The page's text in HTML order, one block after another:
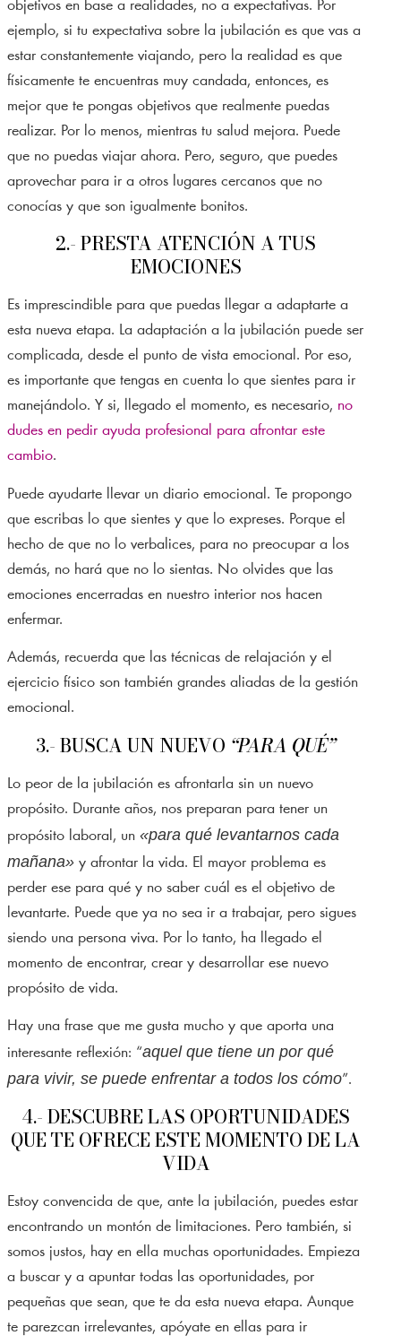
objetivos en base a realidades, no a expectativas. Por
ejemplo, si tu expectativa sobre la jubilación es que vas a
estar constantemente viajando, pero la realidad es que
físicamente te encuentras muy candada, entonces, es
mejor que te pongas objetivos que realmente puedas
realizar. Por lo menos, mientras tu salud mejora. Puede
que no puedas viajar ahora. Pero, seguro, que puedes
aprovechar para ir a otros lugares cercanos que no
conocías y que son igualmente bonitos.
2.- PRESTA ATENCIÓN A TUS
EMOCIONES
Es imprescindible para que puedas llegar a adaptarte a
esta nueva etapa. La adaptación a la jubilación puede ser
complicada, desde el punto de vista emocional. Por eso,
es importante que tengas en cuenta lo que sientes para ir
manejándolo. Y si, llegado el momento, es necesario, no
dudes en pedir ayuda profesional para afrontar este
cambio.
Puede ayudarte llevar un diario emocional. Te propongo
que escribas lo que sientes y que lo expreses. Porque el
hecho de que no lo verbalices, para no preocupar a los
demás, no hará que no lo sientas. No olvides que las
emociones encerradas en nuestro interior nos hacen
enfermar.
Además, recuerda que las técnicas de relajación y el
ejercicio físico son también grandes aliadas de la gestión
emocional.
3.- BUSCA UN NUEVO “PARA QUÉ”
Lo peor de la jubilación es afrontarla sin un nuevo
propósito. Durante años, nos preparan para tener un
propósito laboral, un «para qué levantarnos cada
mañana» y afrontar la vida. El mayor problema es
perder ese para qué y no saber cuál es el objetivo de
levantarte. Puede que ya no sea ir a trabajar, pero sigues
siendo una persona viva. Por lo tanto, ha llegado el
momento de encontrar, crear y desarrollar ese nuevo
propósito de vida.
Hay una frase que me gusta mucho y que aporta una
interesante reflexión: “aquel que tiene un por qué
para vivir, se puede enfrentar a todos los cómo”.
4.- DESCUBRE LAS OPORTUNIDADES
QUE TE OFRECE ESTE MOMENTO DE LA
VIDA
Estoy convencida de que, ante la jubilación, puedes estar
encontrando un montón de limitaciones. Pero también, si
somos justos, hay en ella muchas oportunidades. Empieza
a buscar y a apuntar todas las oportunidades, por
pequeñas que sean, que te da esta nueva etapa. Aunque
te parezcan irrelevantes, apóyate en ellas para ir